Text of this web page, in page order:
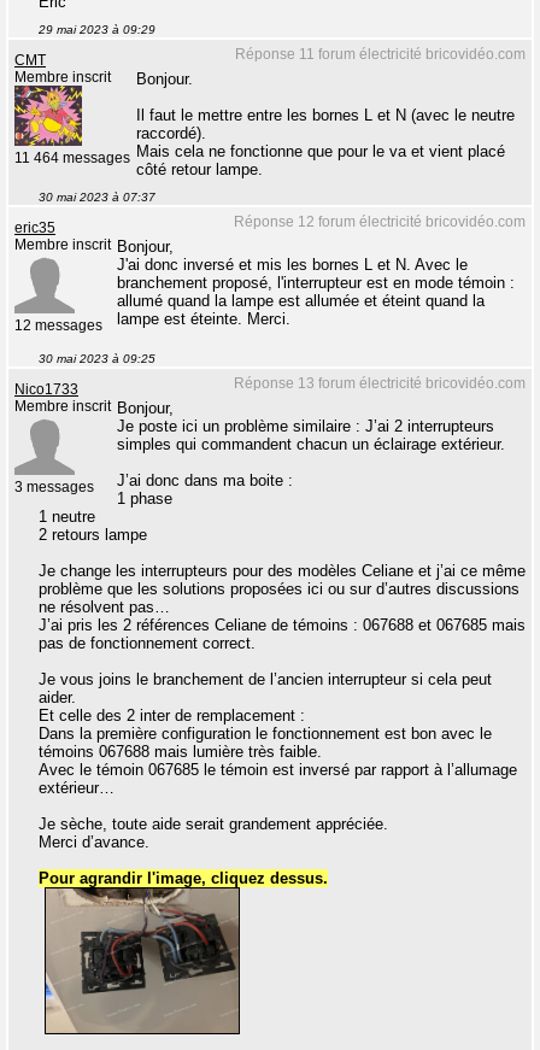
29 mai 2023 à 09:29
Réponse 11 forum électricité bricovidéo.com
CMT
Membre inscrit
11 464 messages
Bonjour.
Il faut le mettre entre les bornes L et N (avec le neutre
raccordé).
Mais cela ne fonctionne que pour le va et vient placé
côté retour lampe.
30 mai 2023 à 07:37
Réponse 12 forum électricité bricovidéo.com
eric35
Membre inscrit
12 messages
Bonjour,
J'ai donc inversé et mis les bornes L et N. Avec le
branchement proposé, l'interrupteur est en mode témoin :
allumé quand la lampe est allumée et éteint quand la
lampe est éteinte. Merci.
30 mai 2023 à 09:25
Réponse 13 forum électricité bricovidéo.com
Nico1733
Membre inscrit
3 messages
Bonjour,
Je poste ici un problème similaire : J’ai 2 interrupteurs
simples qui commandent chacun un éclairage extérieur.
J’ai donc dans ma boite :
1 phase
1 neutre
2 retours lampe
Je change les interrupteurs pour des modèles Celiane et j’ai ce même
problème que les solutions proposées ici ou sur d’autres discussions
ne résolvent pas…
J’ai pris les 2 références Celiane de témoins : 067688 et 067685 mais
pas de fonctionnement correct.
Je vous joins le branchement de l’ancien interrupteur si cela peut
aider.
Et celle des 2 inter de remplacement :
Dans la première configuration le fonctionnement est bon avec le
témoins 067688 mais lumière très faible.
Avec le témoin 067685 le témoin est inversé par rapport à l’allumage
extérieur…
Je sèche, toute aide serait grandement appréciée.
Merci d’avance.
Pour agrandir l'image, cliquez dessus.